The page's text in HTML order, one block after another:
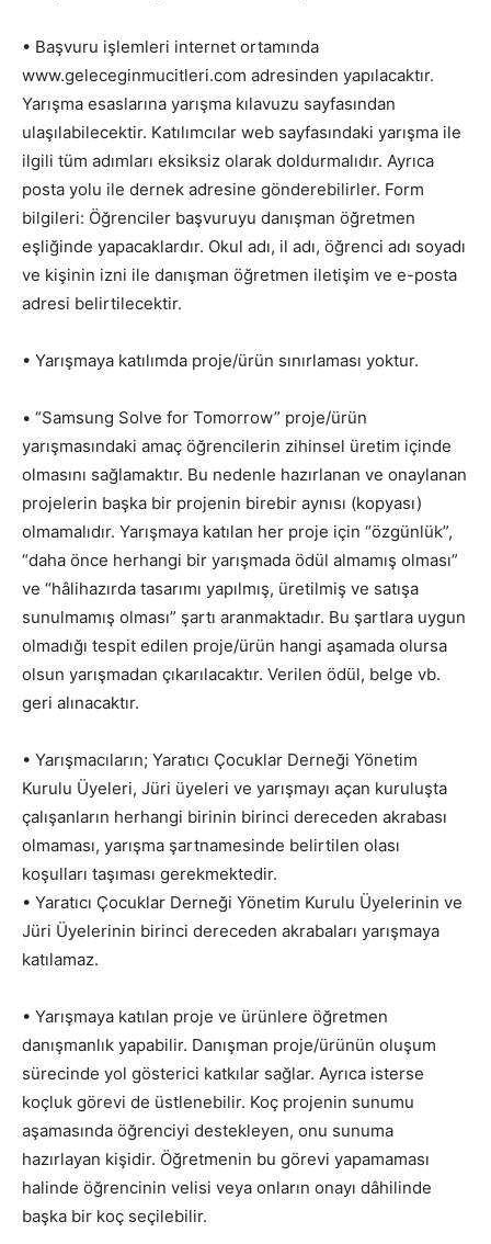
• Başvuru işlemleri internet ortamında
www.geleceginmucitleri.com adresinden yapılacaktır.
Yarışma esaslarına yarışma kılavuzu sayfasından
ulaşılabilecektir. Katılımcılar web sayfasındaki yarışma ile
ilgili tüm adımları eksiksiz olarak doldurmalıdır. Ayrıca
posta yolu ile dernek adresine gönderebilirler. Form
bilgileri: Öğrenciler başvuruyu danışman öğretmen
eşliğinde yapacaklardır. Okul adı, il adı, öğrenci adı soyadı
ve kişinin izni ile danışman öğretmen iletişim ve e-posta
adresi belirtilecektir.
• Yarışmaya katılımda proje/ürün sınırlaması yoktur.
• “Samsung Solve for Tomorrow” proje/ürün
yarışmasındaki amaç öğrencilerin zihinsel üretim içinde
olmasını sağlamaktır. Bu nedenle hazırlanan ve onaylanan
projelerin başka bir projenin birebir aynısı (kopyası)
olmamalıdır. Yarışmaya katılan her proje için “özgünlük”,
“daha önce herhangi bir yarışmada ödül almamış olması”
ve “hâlihazırda tasarımı yapılmış, üretilmiş ve satışa
sunulmamış olması” şartı aranmaktadır. Bu şartlara uygun
olmadığı tespit edilen proje/ürün hangi aşamada olursa
olsun yarışmadan çıkarılacaktır. Verilen ödül, belge vb.
geri alınacaktır.
• Yarışmacıların; Yaratıcı Çocuklar Derneği Yönetim
Kurulu Üyeleri, Jüri üyeleri ve yarışmayı açan kuruluşta
çalışanların herhangi birinin birinci dereceden akrabası
olmaması, yarışma şartnamesinde belirtilen olası
koşulları taşıması gerekmektedir.
• Yaratıcı Çocuklar Derneği Yönetim Kurulu Üyelerinin ve
Jüri Üyelerinin birinci dereceden akrabaları yarışmaya
katılamaz.
• Yarışmaya katılan proje ve ürünlere öğretmen
danışmanlık yapabilir. Danışman proje/ürünün oluşum
sürecinde yol gösterici katkılar sağlar. Ayrıca isterse
koçluk görevi de üstlenebilir. Koç projenin sunumu
aşamasında öğrenciyi destekleyen, onu sunuma
hazırlayan kişidir. Öğretmenin bu görevi yapamaması
halinde öğrencinin velisi veya onların onayı dâhilinde
başka bir koç seçilebilir.